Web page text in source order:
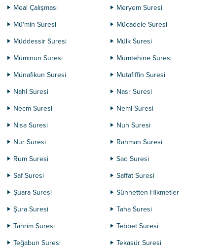
Meal Çalışması
Meryem Suresi
Mü'min Suresi
Mücadele Suresi
Müddessir Suresi
Mülk Suresi
Müminun Suresi
Mümtehine Suresi
Münafikun Suresi
Mutafiffin Suresi
Nahl Suresi
Nasr Suresi
Necm Suresi
Neml Suresi
Nisa Suresi
Nuh Suresi
Nur Suresi
Rahman Suresi
Rum Suresi
Sad Suresi
Saf Suresi
Saffat Suresi
Şuara Suresi
Sünnetten Hikmetler
Şura Suresi
Taha Suresi
Tahrim Suresi
Tebbet Suresi
Teğabun Suresi
Tekasür Suresi